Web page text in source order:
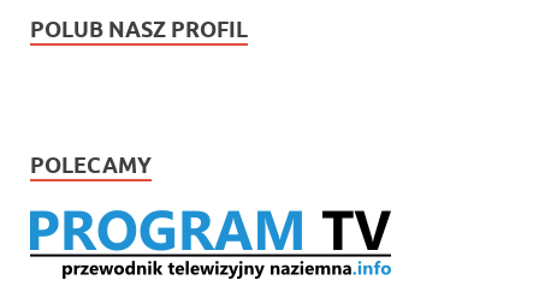
POLUB NASZ PROFIL
POLECAMY